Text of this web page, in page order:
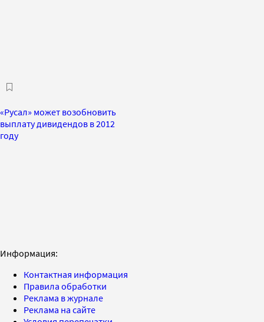
«Русал» может возобновить
выплату дивидендов в 2012
году
Информация:
Контактная информация
Правила обработки
Реклама в журнале
Реклама на сайте